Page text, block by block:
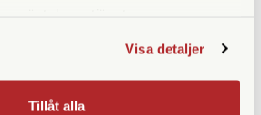
Visa detaljer
Tillåt alla